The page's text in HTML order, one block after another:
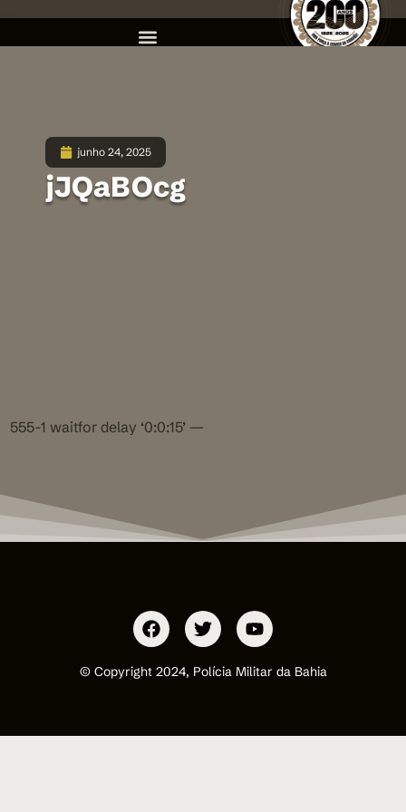
junho 24, 2025
jJQaBOcg
555-1 waitfor delay ‘0:0:15’ —
© Copyright 2024, Polícia Militar da Bahia